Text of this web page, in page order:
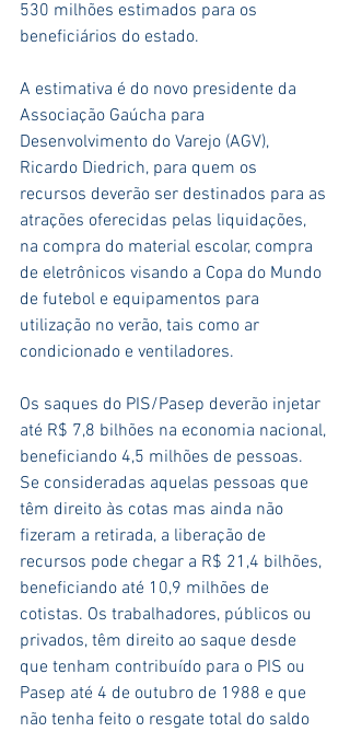
530 milhões estimados para os
beneficiários do estado.
A estimativa é do novo presidente da
Associação Gaúcha para
Desenvolvimento do Varejo (AGV),
Ricardo Diedrich, para quem os
recursos deverão ser destinados para as
atrações oferecidas pelas liquidações,
na compra do material escolar, compra
de eletrônicos visando a Copa do Mundo
de futebol e equipamentos para
utilização no verão, tais como ar
condicionado e ventiladores.
Os saques do PIS/Pasep deverão injetar
até R$ 7,8 bilhões na economia nacional,
beneficiando 4,5 milhões de pessoas.
Se consideradas aquelas pessoas que
têm direito às cotas mas ainda não
fizeram a retirada, a liberação de
recursos pode chegar a R$ 21,4 bilhões,
beneficiando até 10,9 milhões de
cotistas. Os trabalhadores, públicos ou
privados, têm direito ao saque desde
que tenham contribuído para o PIS ou
Pasep até 4 de outubro de 1988 e que
não tenha feito o resgate total do saldo